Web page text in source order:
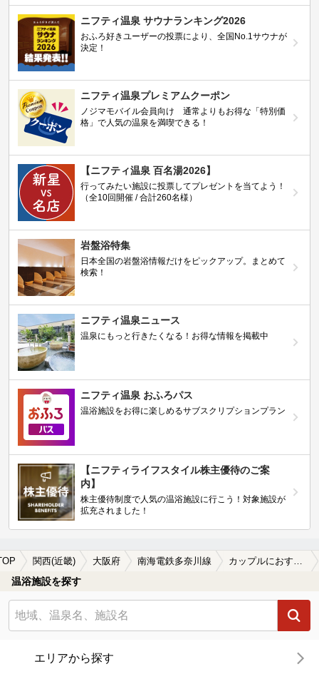
ニフティ温泉 サウナランキング2026
おふろ好きユーザーの投票により、全国No.1サウナが
決定！
ニフティ温泉プレミアムクーポン
ノジマモバイル会員向け 通常よりもお得な「特別価
格」で人気の温泉を満喫できる！
【ニフティ温泉 百名湯2026】
行ってみたい施設に投票してプレゼントを当てよう！
（全10回開催 / 合計260名様）
岩盤浴特集
日本全国の岩盤浴情報だけをピックアップ。まとめて
検索！
ニフティ温泉ニュース
温泉にもっと行きたくなる！お得な情報を掲載中
ニフティ温泉 おふろパス
温浴施設をお得に楽しめるサブスクリプションプラン
【ニフティライフスタイル株主優待のご案
内】
株主優待制度で人気の温浴施設に行こう！対象施設が
拡充されました！
関西(近畿) 大阪府 南海電鉄多奈川線 カップルにおすすめの南海電鉄多奈川線周辺の温泉、日帰り温泉、スーパー銭湯を探す
温浴施設を探す
エリアから探す